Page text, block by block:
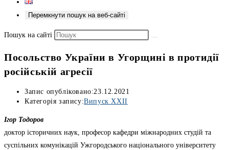
Перемкнути пошук на веб-сайті
Пошук на сайті
Посольство України в Угорщині в протидії
російській агресії
Запис опубліковано:23.12.2021
Категорія запису:Випуск XXII
Ігор Тодоров
доктор історичних наук, професор кафедри міжнародних студій та
суспільних комунікацій Ужгородського національного університету